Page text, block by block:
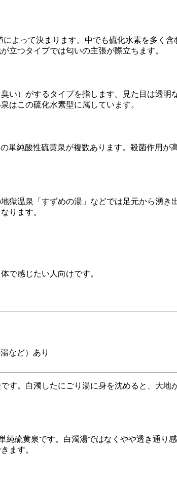
よって決まります。中でも硫化水素を多く
立つタイプでは匂いの主張が際立ちます。
）がするタイプを指します。見た目は透明
はこの硫化水素型に属しています。
単純酸性硫黄泉が複数あります。殺菌作用が
獄温泉「すずめの湯」などでは足元から湧き
ります。
で感じたい人向けです。
など）あり
。白濁したにごり湯に身を沈めると、大地
硫黄泉です。白濁湯ではなくやや透き通り
ます。